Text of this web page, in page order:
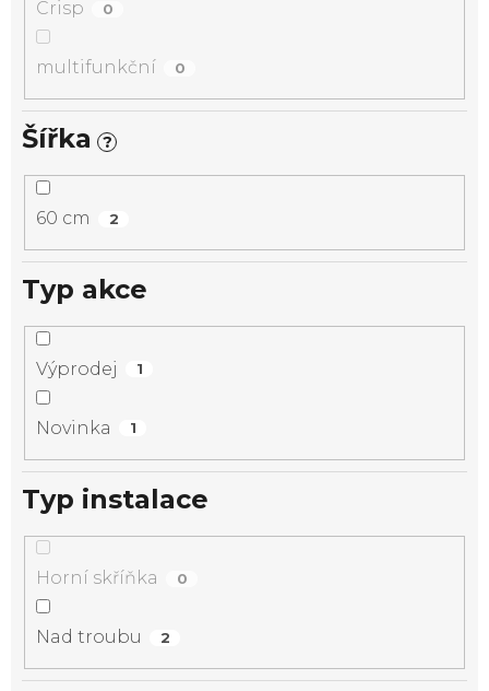
Crisp 0
multifunkční 0
Šířka ?
60 cm 2
Typ akce
Výprodej 1
Novinka 1
Typ instalace
Horní skříňka 0
Nad troubu 2